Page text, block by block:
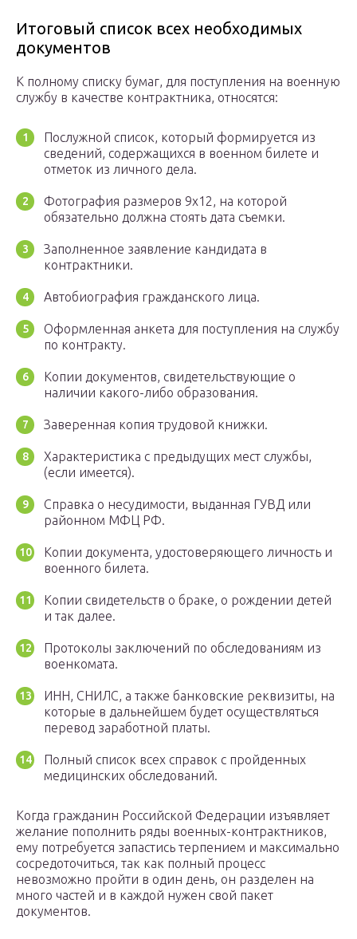
Итоговый список всех необходимых
документов
К полному списку бумаг, для поступления на военную
службу в качестве контрактника, относятся:
Послужной список, который формируется из
сведений, содержащихся в военном билете и
отметок из личного дела.
Фотография размеров 9х12, на которой
обязательно должна стоять дата съемки.
Заполненное заявление кандидата в
контрактники.
Автобиография гражданского лица.
Оформленная анкета для поступления на службу
по контракту.
Копии документов, свидетельствующие о
наличии какого-либо образования.
Заверенная копия трудовой книжки.
Характеристика с предыдущих мест службы,
(если имеется).
Справка о несудимости, выданная ГУВД или
районном МФЦ РФ.
Копии документа, удостоверяющего личность и
военного билета.
Копии свидетельств о браке, о рождении детей
и так далее.
Протоколы заключений по обследованиям из
военкомата.
ИНН, СНИЛС, а также банковские реквизиты, на
которые в дальнейшем будет осуществляться
перевод заработной платы.
Полный список всех справок с пройденных
медицинских обследований.
Когда гражданин Российской Федерации изъявляет
желание пополнить ряды военных-контрактников,
ему потребуется запастись терпением и максимально
сосредоточиться, так как полный процесс
невозможно пройти в один день, он разделен на
много частей и в каждой нужен свой пакет
документов.